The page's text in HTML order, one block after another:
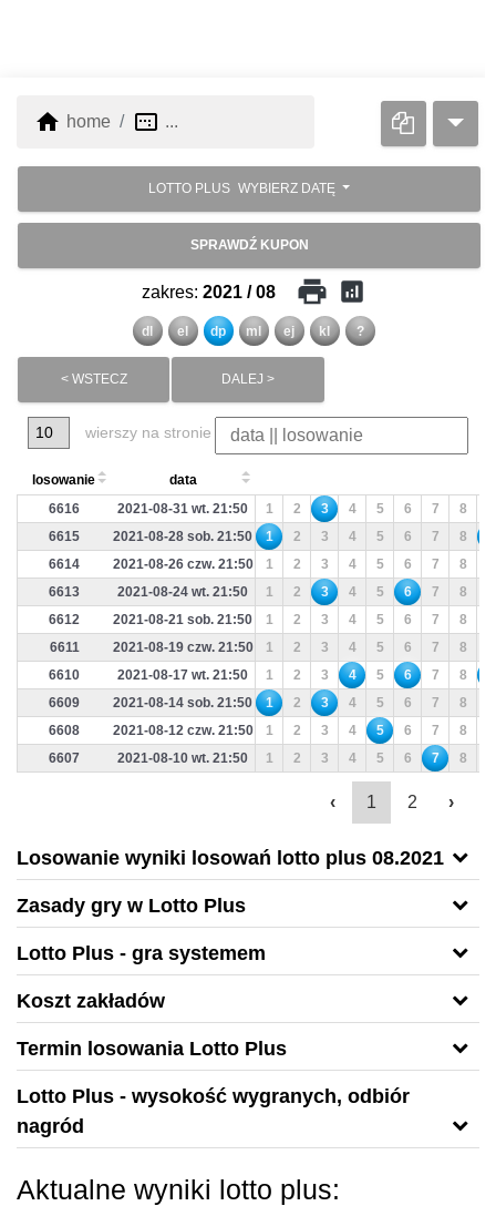
home home image_aspect_ratio ...
LOTTO PLUS WYBIERZ DATĘ
SPRAWDŹ KUPON
zakres: 2021 / 08 print analytics
dl el dp ml ej kl ?
< WSTECZ DALEJ >
wierszy na stronie
losowanie
data
6616
2021-08-31 wt. 21:50 1 2 3 4 5 6 7 8
6615
2021-08-28 sob. 21:50 1 2 3 4 5 6 7 8
6614
2021-08-26 czw. 21:50 1 2 3 4 5 6 7 8
6613
2021-08-24 wt. 21:50 1 2 3 4 5 6 7 8
6612
2021-08-21 sob. 21:50 1 2 3 4 5 6 7 8
6611
2021-08-19 czw. 21:50 1 2 3 4 5 6 7 8
6610
2021-08-17 wt. 21:50 1 2 3 4 5 6 7 8
6609
2021-08-14 sob. 21:50 1 2 3 4 5 6 7 8
6608
2021-08-12 czw. 21:50 1 2 3 4 5 6 7 8
6607
2021-08-10 wt. 21:50 1 2 3 4 5 6 7 8
‹ 1 2 ›
Losowanie wyniki losowań lotto plus 08.2021
Zasady gry w Lotto Plus
Lotto Plus - gra systemem
Koszt zakładów
Termin losowania Lotto Plus
Lotto Plus - wysokość wygranych, odbiór
nagród
Aktualne wyniki lotto plus: